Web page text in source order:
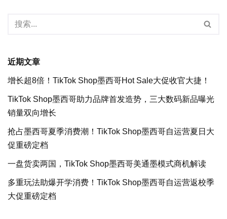
近期文章
增长超8倍！TikTok Shop墨西哥Hot Sale大促收官大捷！
TikTok Shop墨西哥助力品牌首发造势，三大数码新品曝光
销量双向增长
抢占墨西哥夏季消费潮！TikTok Shop墨西哥自运营夏日大
促重磅定档
一盘货卖两国，TikTok Shop墨西哥美通墨模式商机解读
多重玩法助爆开学消费！TikTok Shop墨西哥自运营返校季
大促重磅定档